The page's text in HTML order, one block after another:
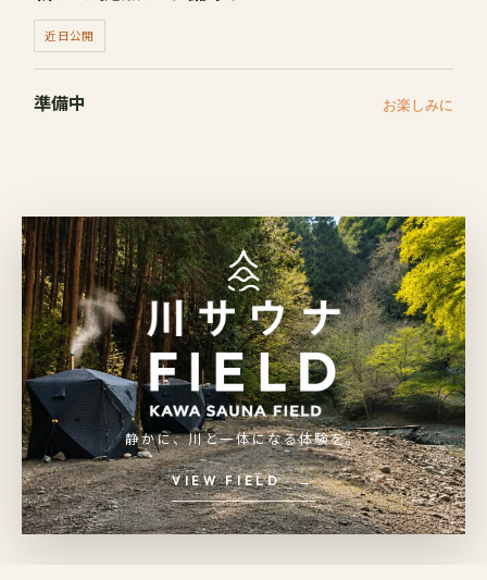
近日公開
準備中 お楽しみに
静かに、川と一体になる体験を。
VIEW FIELD →